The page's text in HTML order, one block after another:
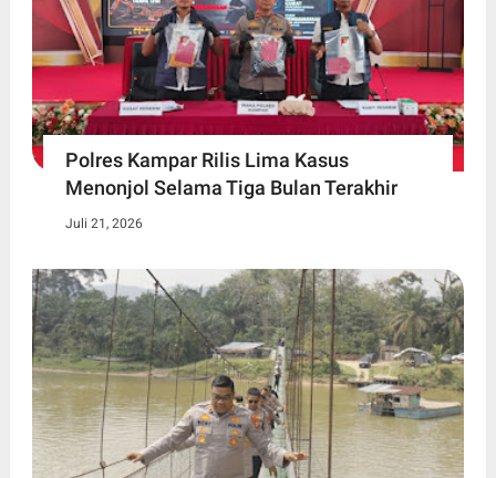
Polres Kampar Rilis Lima Kasus
Menonjol Selama Tiga Bulan Terakhir
Juli 21, 2026